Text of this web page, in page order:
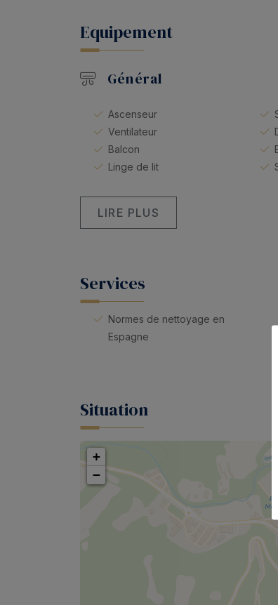
Equipement
Général
Ascenseur
Ventilateur
Balcon
Linge de lit
LIRE PLUS
Services
Normes de nettoyage en
Espagne
Situation
+
−